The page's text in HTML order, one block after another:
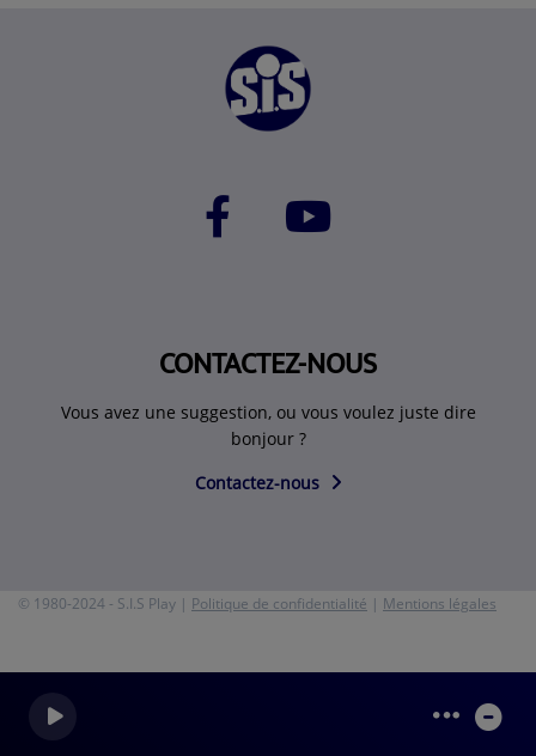
CONTACTEZ-NOUS
Vous avez une suggestion, ou vous voulez juste dire
bonjour ?
Contactez-nous
© 1980-2024 - S.I.S Play | Politique de confidentialité | Mentions légales